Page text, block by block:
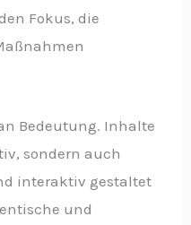
Fokus, die
Bedeutung. Inhalte
sondern auch
interaktiv gestaltet
und